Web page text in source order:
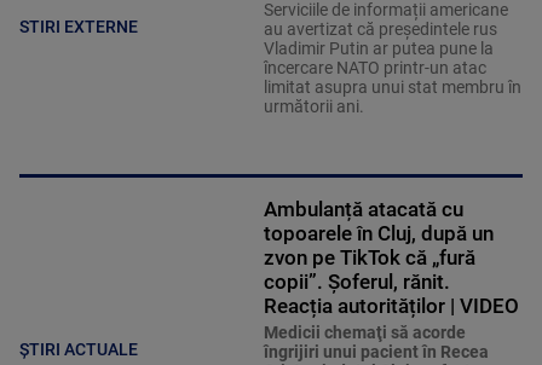
STIRI EXTERNE
Serviciile de informații americane
au avertizat că președintele rus
Vladimir Putin ar putea pune la
încercare NATO printr-un atac
limitat asupra unui stat membru în
următorii ani.
ȘTIRI ACTUALE
Ambulanță atacată cu
topoarele în Cluj, după un
zvon pe TikTok că „fură
copii”. Șoferul, rănit.
Reacția autorităților | VIDEO
Medicii chemaţi să acorde
îngrijiri unui pacient în Recea